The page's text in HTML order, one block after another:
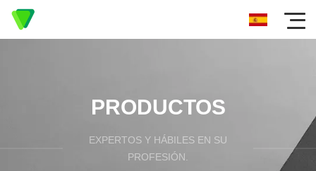
PRODUCTOS
EXPERTOS Y HÁBILES EN SU
PROFESIÓN.